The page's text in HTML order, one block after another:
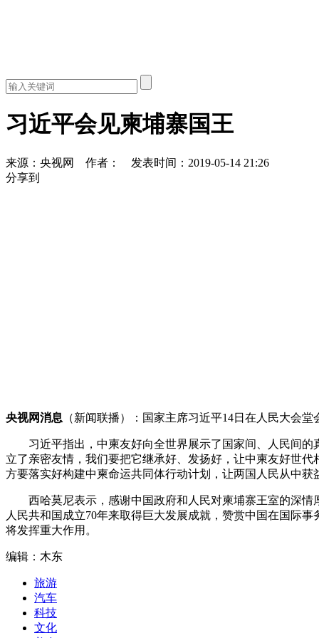
习近平会见柬埔寨国王
来源：央视网 作者：
发表时间：2019-05-14 21:26
分享到
央视网消息 （新闻联播）：国家主席习近平14日在人民大会
习近平指出，中柬友好向全世界展示了国家间、人民间的
立了亲密友情，我们要把它继承好、发扬好，让中柬友好世
方要落实好构建中柬命运共同体行动计划，让两国人民从中
西哈莫尼表示，感谢中国政府和人民对柬埔寨王室的深情
人民共和国成立70年来取得巨大发展成就，赞赏中国在国际
将发挥重大作用。
编辑：木东
旅游
汽车
科技
文化